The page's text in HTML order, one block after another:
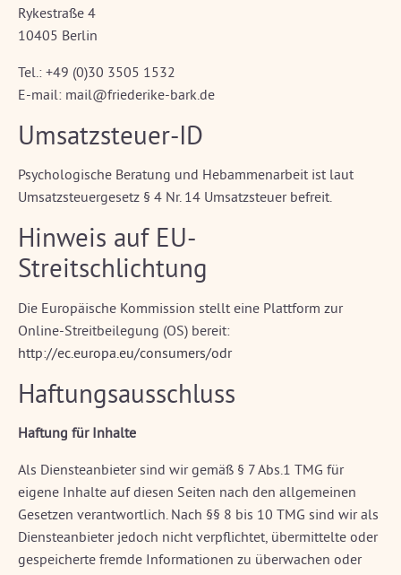
Rykestraße 4
10405 Berlin
Tel.: +49 (0)30 3505 1532
E-mail: mail@friederike-bark.de
Umsatzsteuer-ID
Psychologische Beratung und Hebammenarbeit ist laut
Umsatzsteuergesetz § 4 Nr. 14 Umsatzsteuer befreit.
Hinweis auf EU-
Streitschlichtung
Die Europäische Kommission stellt eine Plattform zur
Online-Streitbeilegung (OS) bereit:
http://ec.europa.eu/consumers/odr
Haftungsausschluss
Haftung für Inhalte
Als Diensteanbieter sind wir gemäß § 7 Abs.1 TMG für
eigene Inhalte auf diesen Seiten nach den allgemeinen
Gesetzen verantwortlich. Nach §§ 8 bis 10 TMG sind wir als
Diensteanbieter jedoch nicht verpflichtet, übermittelte oder
gespeicherte fremde Informationen zu überwachen oder